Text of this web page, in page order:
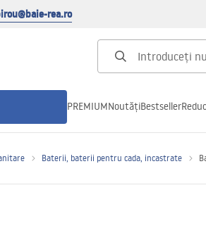
rea.ro
dus
PREMIUMNoutățiBestseller
Baterii, baterii pentru cada, incastrate